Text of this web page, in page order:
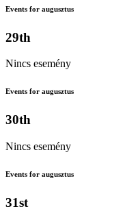
Events for augusztus
29th
Nincs esemény
Events for augusztus
30th
Nincs esemény
Events for augusztus
31st